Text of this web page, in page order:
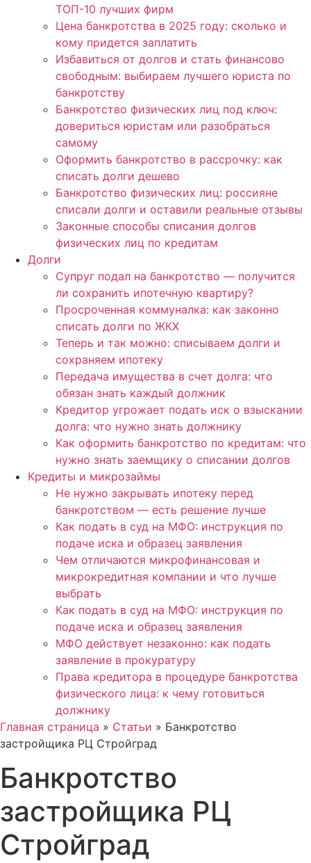
ТОП-10 лучших фирм
Цена банкротства в 2025 году: сколько и
кому придется заплатить
Избавиться от долгов и стать финансово
свободным: выбираем лучшего юриста по
банкротству
Банкротство физических лиц под ключ:
довериться юристам или разобраться
самому
Оформить банкротство в рассрочку: как
списать долги дешево
Банкротство физических лиц: россияне
списали долги и оставили реальные отзывы
Законные способы списания долгов
физических лиц по кредитам
Долги
Супруг подал на банкротство — получится
ли сохранить ипотечную квартиру?
Просроченная коммуналка: как законно
списать долги по ЖКХ
Теперь и так можно: списываем долги и
сохраняем ипотеку
Передача имущества в счет долга: что
обязан знать каждый должник
Кредитор угрожает подать иск о взыскании
долга: что нужно знать должнику
Как оформить банкротство по кредитам: что
нужно знать заемщику о списании долгов
Кредиты и микрозаймы
Не нужно закрывать ипотеку перед
банкротством — есть решение лучше
Как подать в суд на МФО: инструкция по
подаче иска и образец заявления
Чем отличаются микрофинансовая и
микрокредитная компании и что лучше
выбрать
Как подать в суд на МФО: инструкция по
подаче иска и образец заявления
МФО действует незаконно: как подать
заявление в прокуратуру
Права кредитора в процедуре банкротства
физического лица: к чему готовиться
должнику
Главная страница » Статьи » Банкротство
застройщика РЦ Стройград
Банкротство
застройщика РЦ
Стройград